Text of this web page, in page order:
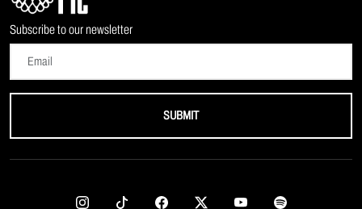
Subscribe to our newsletter
SUBMIT